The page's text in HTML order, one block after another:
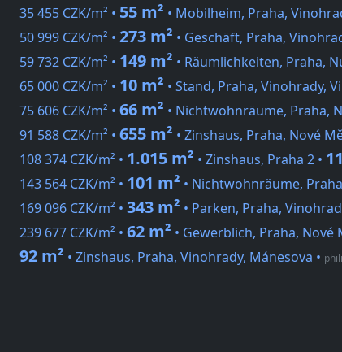
35 455 CZK/m² • 55 m² • Mobilheim, Praha,
50 999 CZK/m² • 273 m² • Geschäft, Praha,
59 732 CZK/m² • 149 m² • Räumlichkeiten, Praha,
65 000 CZK/m² • 10 m² • Stand, Praha, Vinohrady,
75 606 CZK/m² • 66 m² • Nichtwohnräume, Praha,
91 588 CZK/m² • 655 m² • Zinshaus, Praha, Nové
108 374 CZK/m² • 1.015 m² • Zinshaus, Praha 2 •
143 564 CZK/m² • 101 m² • Nichtwohnräume,
169 096 CZK/m² • 343 m² • Parken, Praha,
239 677 CZK/m² • 62 m² • Gewerblich, Praha, Nové
92 m² • Zinshaus, Praha, Vinohrady, Mánesova •